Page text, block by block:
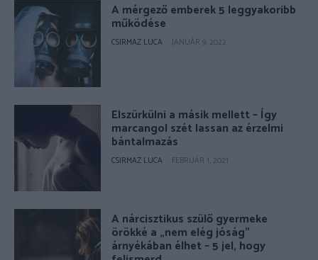
A mérgező emberek 5 leggyakoribb
működése
CSIRMAZ LUCA JANUÁR 9, 2022
Elszürkülni a másik mellett – Így
marcangol szét lassan az érzelmi
bántalmazás
CSIRMAZ LUCA FEBRUÁR 1, 2021
A nárcisztikus szülő gyermeke
örökké a „nem elég jóság”
árnyékában élhet – 5 jel, hogy